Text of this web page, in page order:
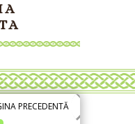
PRECEDENTĂ